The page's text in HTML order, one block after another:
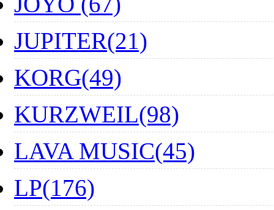
JUPITER(21)
KORG(49)
KURZWEIL(98)
LAVA MUSIC(45)
LP(176)